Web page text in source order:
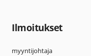
Ilmoitukset
myyntijohtaja